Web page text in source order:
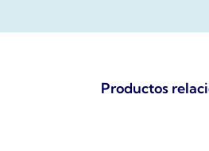
Productos